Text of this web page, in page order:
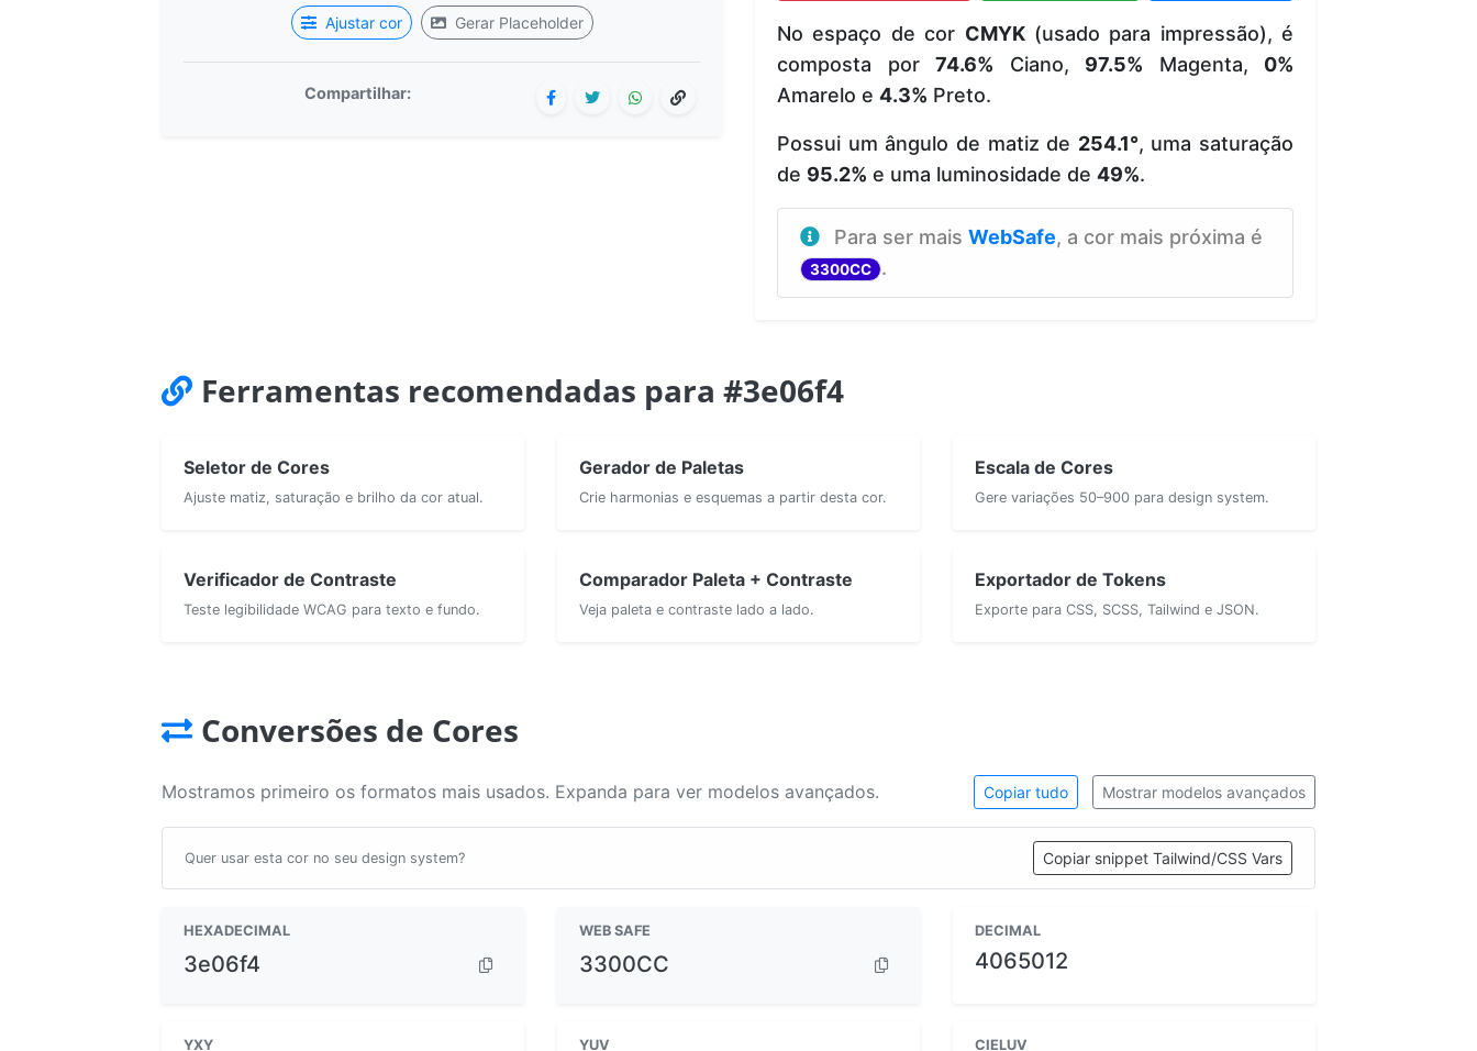
Ajustar cor Gerar Placeholder
Compartilhar:
No espaço de cor CMYK(usado para impressão), é
composta por 74.6% Ciano, 97.5% Magenta, 0%
Amarelo e 4.3% Preto.
Possui um ângulo de matiz de 254.1°, uma saturação
de 95.2% e uma luminosidade de 49%.
Para ser mais WebSafe, a cor mais próxima é
3300CC .
Ferramentas recomendadas para #3e06f4
Seletor de Cores
Ajuste matiz, saturação e brilho da cor atual.
Gerador de Paletas
Crie harmonias e esquemas a partir desta cor.
Escala de Cores
Gere variações 50–900 para design system.
Verificador de Contraste
Teste legibilidade WCAG para texto e fundo.
Comparador Paleta + Contraste
Veja paleta e contraste lado a lado.
Exportador de Tokens
Exporte para CSS, SCSS, Tailwind e JSON.
Conversões de Cores
Mostramos primeiro os formatos mais usados. Expanda para ver modelos avançados. Copiar tudo Mostrar modelos avançados
Quer usar esta cor no seu design system? Copiar snippet Tailwind/CSS Vars
HEXADECIMAL
3e06f4
WEB SAFE
3300CC
DECIMAL
4065012
YXY YUV CIELUV